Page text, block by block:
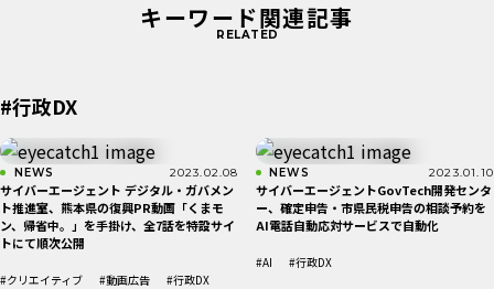
キーワード関連記事
RELATED
#行政DX
NEWS 2023.02.08
サイバーエージェント デジタル・ガバメン
ト推進室、熊本県の復興PR動画「くまモ
ン、帰省中。」を手掛け、全7話を特設サイ
トにて順次公開
#クリエイティブ #動画広告 #行政DX
NEWS 2023.01.10
サイバーエージェントGovTech開発センタ
ー、確定申告・市県民税申告の相談予約を
AI電話自動応対サービスで自動化
#AI #行政DX